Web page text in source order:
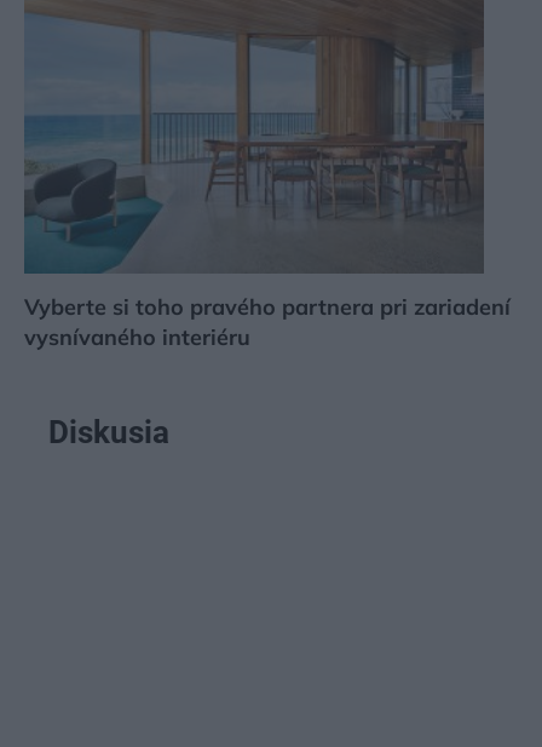
Vyberte si toho pravého partnera pri zariadení
vysnívaného interiéru
Diskusia